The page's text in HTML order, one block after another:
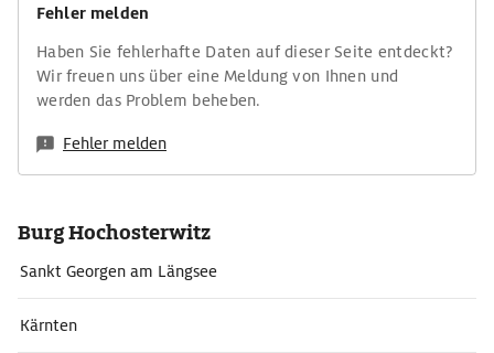
Fehler melden
Haben Sie fehlerhafte Daten auf dieser Seite entdeckt?
Wir freuen uns über eine Meldung von Ihnen und
werden das Problem beheben.
Fehler melden
Burg Hochosterwitz
Sankt Georgen am Längsee
Kärnten